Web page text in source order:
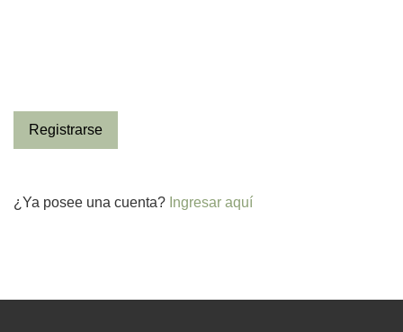
Registrarse
¿Ya posee una cuenta? Ingresar aquí